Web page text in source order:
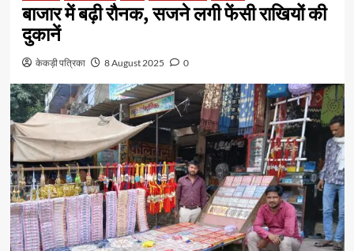
बाजार में बढ़ी रौनक, सजने लगी फेंसी राखियों की
दुकानें
केकड़ी पत्रिका 8 August 2025 0